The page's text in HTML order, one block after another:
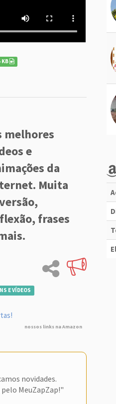
KB
melhores
e
da
Muita
frases
E VÍDEOS
nossos links na Amazon
novidades.
MeuZapZap!"